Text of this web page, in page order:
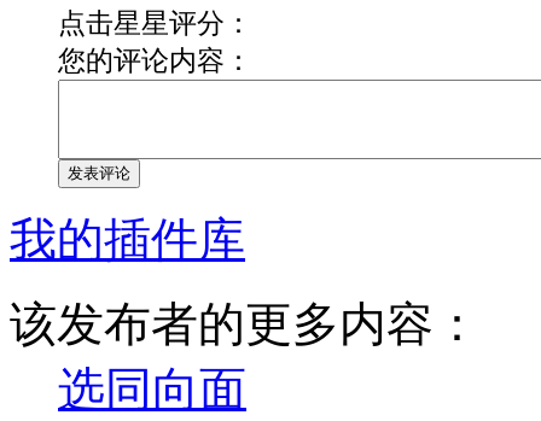
点击星星评分：
您的评论内容：
发表评论
我的插件库
该发布者的更多内容：
选同向面